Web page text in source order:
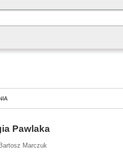
Pawlaka
Marczuk